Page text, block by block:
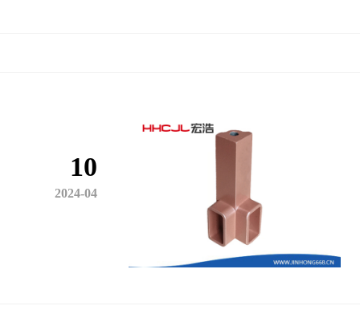
10
2024-04